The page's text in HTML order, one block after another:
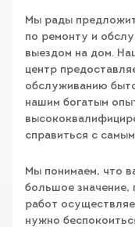
Мы рады
по ремонту и
выездом на дом.
центр
обслуживанию
нашим богатым
справиться с
Мы понимаем, что
большое
работ
нужно